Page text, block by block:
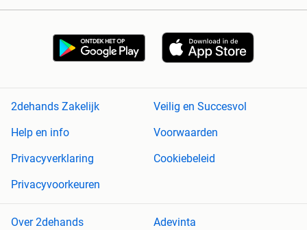
2dehands Zakelijk
Veilig en Succesvol
Help en info
Voorwaarden
Privacyverklaring
Cookiebeleid
Privacyvoorkeuren
Over 2dehands
Adevinta